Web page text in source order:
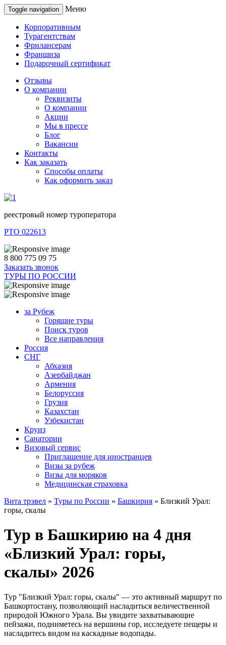
Toggle navigation Меню
Корпоративным
Турагентствам
Фрилансерам
Франшиза
Подарочный сертификат
Отзывы
О компании
Реквизиты
О компании
Акции
Мы в прессе
Блог
Вакансии
Контакты
Как заказать
Способы оплаты
Как оформить заказ
реестровый номер туроператора
РТО 022613
8 800 775 09 75
Заказать звонок
ТУРЫ ПО РОССИИ
за Рубеж
Горящие туры
Поиск туров
Все направления
Россия
СНГ
Абхазия
Азербайджан
Армения
Белоруссия
Грузия
Казахстан
Узбекистан
Круиз
Санатории
Визовый сервис
Приглашение для иностранцев
Визы за рубеж
Визы для моряков
Медицинская страховка
Вита трэвел » Туры по России » Башкирия » Близкий Урал:
горы, скалы
Тур в Башкирию на 4 дня
«Близкий Урал: горы,
скалы» 2026
Тур "Близкий Урал: горы, скалы" — это активный маршрут по
Башкортостану, позволяющий насладиться величественной
природой Южного Урала. Вы увидите захватывающие
пейзажи, подниметесь на вершины гор, исследуете пещеры и
насладитесь видом на каскадные водопады.